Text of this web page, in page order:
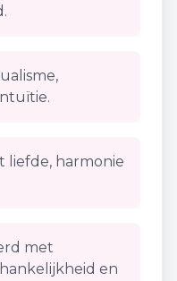
liefde, harmonie
met
en